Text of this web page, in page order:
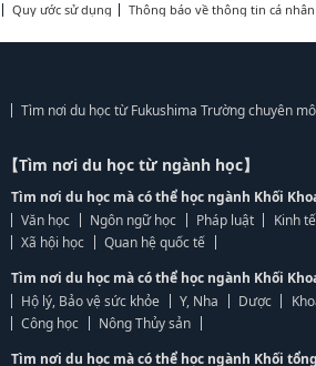
Quy ước sử dụng
Thông báo về thông tin cá nhân
Tìm nơi du học từ Fukushima Trường chuyên
【Tìm nơi du học từ ngành học】
Tìm nơi du học mà có thể học ngành Khối
Văn học
Ngôn ngữ học Pháp luật
Kinh
Xã hội học
Quan hệ quốc tế
Tìm nơi du học mà có thể học ngành Khối
Hộ lý, Bảo vệ sức khỏe
Y, Nha Dược
Công học
Nông Thủy sản
Tìm nơi du học mà có thể học ngành Khối